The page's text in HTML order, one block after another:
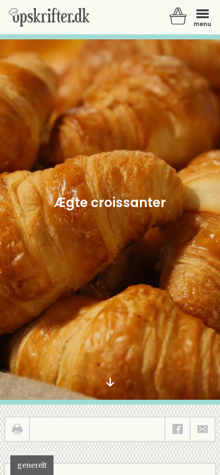
menu
Der er ingen varer i din kurv.
Ægte croissanter
generelt